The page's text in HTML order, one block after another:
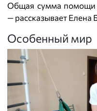
Общая сумма помощи
— рассказывает Елена
Особенный мир